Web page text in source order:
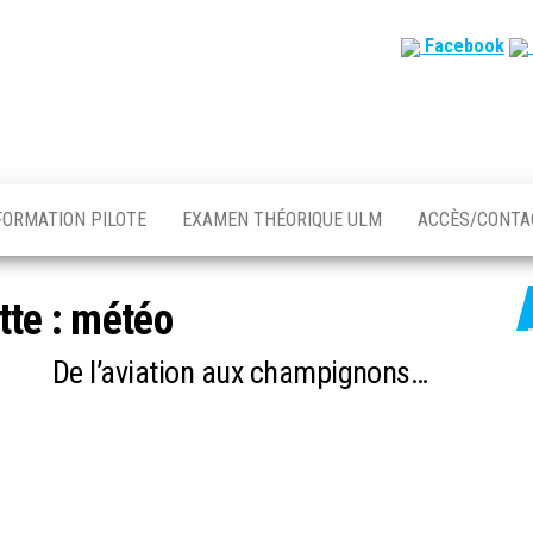
Facebook
PILOTE EXAMEN THÉORIQUE ULM ACCÈS/
: météo
De l’aviation aux champignons…